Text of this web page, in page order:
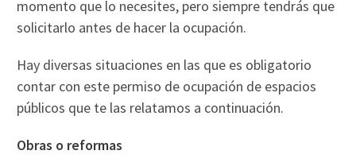
momento que lo necesites, pero siempre tendrás que
solicitarlo antes de hacer la ocupación.
Hay diversas situaciones en las que es obligatorio
contar con este permiso de ocupación de espacios
públicos que te las relatamos a continuación.
Obras o reformas